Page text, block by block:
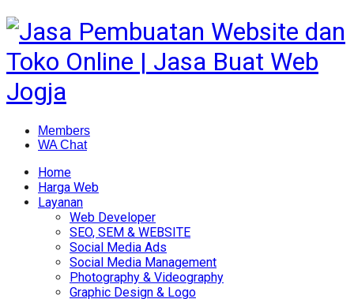
Members
WA Chat
Home
Harga Web
Layanan
Web Developer
SEO, SEM & WEBSITE
Social Media Ads
Social Media Management
Photography & Videography
Graphic Design & Logo